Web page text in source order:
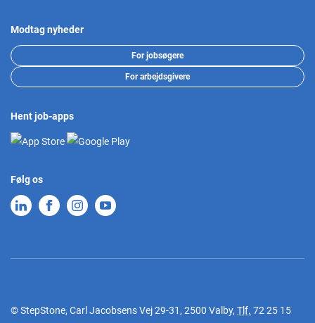
Modtag nyheder
For jobsøgere
For arbejdsgivere
Hent job-apps
Følg os
© StepStone, Carl Jacobsens Vej 29-31, 2500 Valby, Tlf. 72 25 15